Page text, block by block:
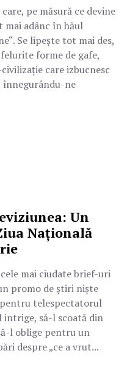
pe măsură ce devine
adânc în hăul
Se lipeşte tot mai des,
forme de gafe,
care izbucnesc
înnegurându-ne
Un
Națională
mai ciudate brief-uri
promo de știri niște
telespectatorul
intrige, să-l scoată din
l oblige pentru un
despre „ce a vrut...